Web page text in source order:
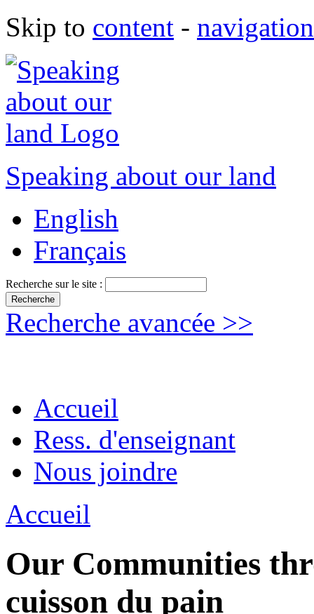
Skip to content - navigation
Speaking about our land
English
Français
Recherche sur le site :
Recherche avancée >>
Accueil
Ress. d'enseignant
Nous joindre
Accueil
Our Communities
cuisson du pain